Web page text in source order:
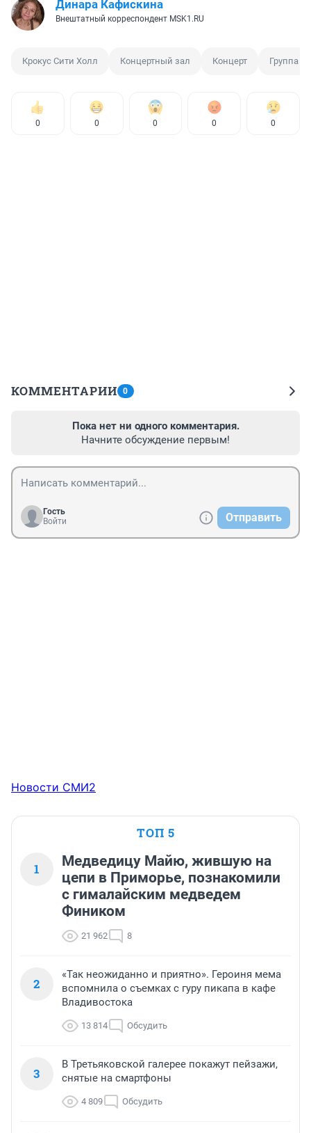
Динара Кафискина
Внештатный корреспондент MSK1.RU
Крокус Сити Холл Концертный зал Концерт Группа
0 0 0 0 0
КОММЕНТАРИИ 0
Пока нет ни одного комментария.
Начните обсуждение первым!
Гость
Войти
Отправить
Новости СМИ2
ТОП 5
1
Медведицу Майю, жившую на
цепи в Приморье, познакомили
с гималайским медведем
Фиником
21 962 8
2
«Так неожиданно и приятно». Героиня мема
вспомнила о съемках с гуру пикапа в кафе
Владивостока
13 814 Обсудить
3
В Третьяковской галерее покажут пейзажи,
снятые на смартфоны
4 809 Обсудить